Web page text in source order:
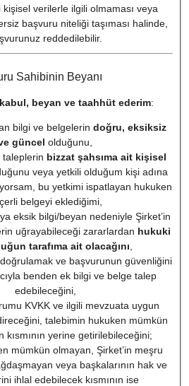
kişisel verilerle ilgili olmaması veya
başvuru niteliği taşıması halinde,
reddedilebilir.
Sahibinin Beyanı
kabul, beyan ve taahhüt ederim:
bilgi ve belgelerin doğru, eksiksiz
güncel olduğunu,
taleplerin bizzat şahsıma ait kişisel
veya yetkili olduğum kişi adına
bu yetkimi ispatlayan hukuken
belgeyi eklediğimi,
eksik bilgi/beyan nedeniyle Şirket’in
uğrayabileceği zararlardan hukuki
tarafıma ait olacağını
ve başvurunun güvenliğini
benden ek bilgi ve belge talep
edebileceğini,
KVKK ve ilgili mevzuata uygun
talebimin hukuken mümkün
kısmının yerine getirilebileceğini;
mümkün olmayan, Şirket’in meşru
veya başkalarının hak ve
ihlal edebilecek kısmının ise